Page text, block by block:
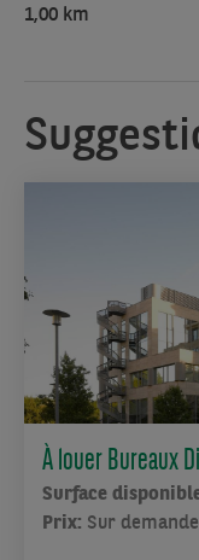
1,00 km
À louer Bureaux
Surface
Prix: Sur demande